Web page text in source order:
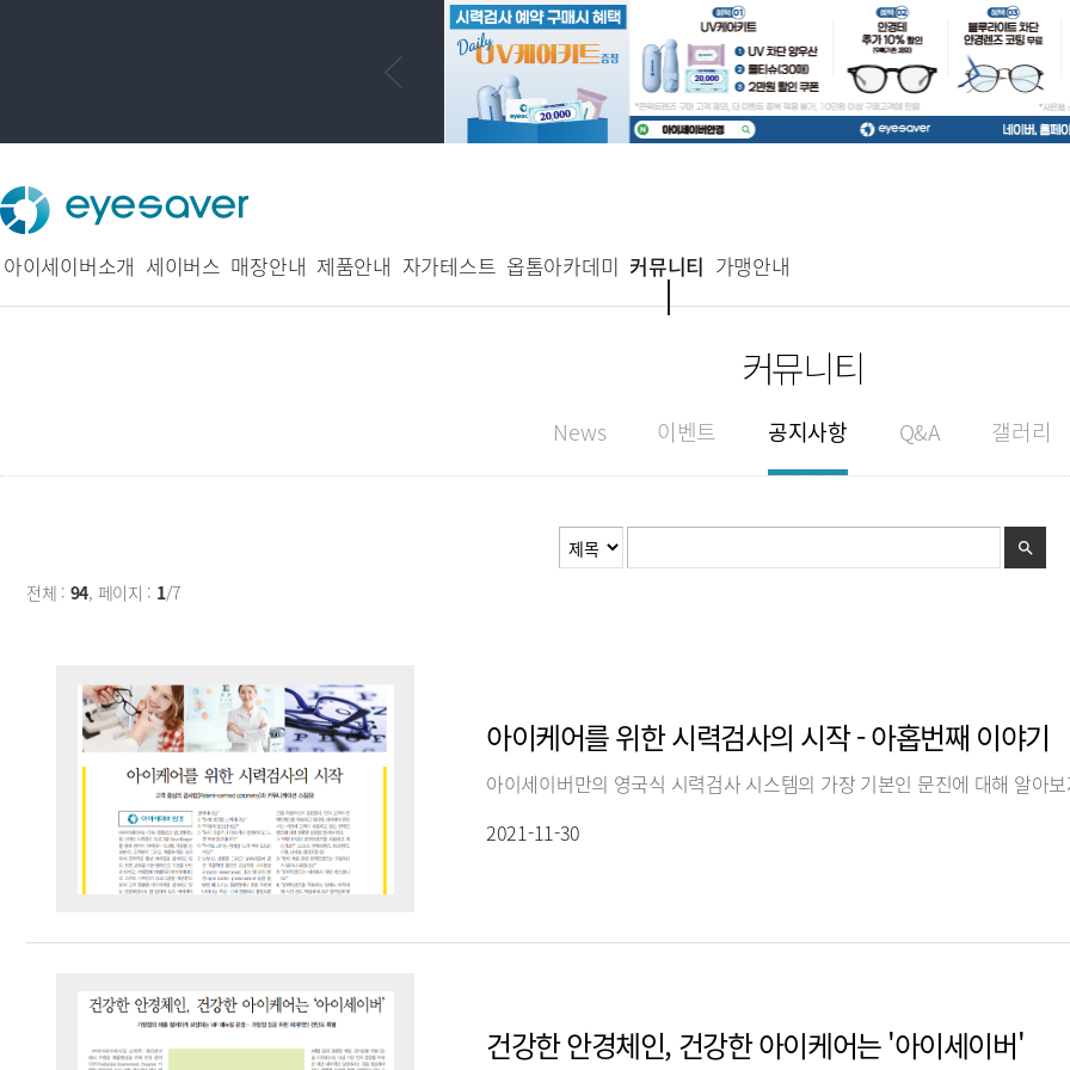
아이세이버소개 세이버스 매장안내 제품안내 자가테스트 옵톰아카데미 커뮤니티 가맹안내
커뮤니티
News 이벤트 공지사항 Q&A 갤러리
전체 : 94, 페이지 : 1/7
아이케어를 위한 시력검사의 시작 - 아홉번째 이야기
아이세이버만의 영국식 시력검사 시스템의 가장 기본인 문진에 대해 알아
2021-11-30
건강한 안경체인, 건강한 아이케어는 '아이세이버'